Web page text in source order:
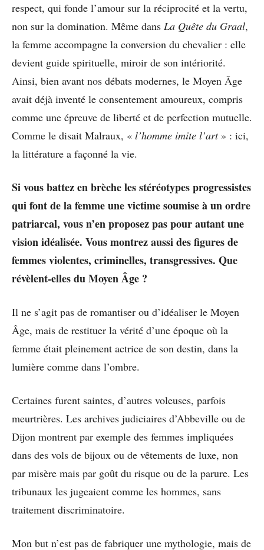
respect, qui fonde l’amour sur la réciprocité et la vertu,
non sur la domination. Même dans La Quête du Graal,
la femme accompagne la conversion du chevalier : elle
devient guide spirituelle, miroir de son intériorité.
Ainsi, bien avant nos débats modernes, le Moyen Âge
avait déjà inventé le consentement amoureux, compris
comme une épreuve de liberté et de perfection mutuelle.
Comme le disait Malraux, « l’homme imite l’art» : ici,
la littérature a façonné la vie.
Si vous battez en brèche les stéréotypes progressistes
qui font de la femme une victime soumise à un ordre
patriarcal, vous n’en proposez pas pour autant une
vision idéalisée. Vous montrez aussi des figures de
femmes violentes, criminelles, transgressives. Que
révèlent-elles du Moyen Âge ?
Il ne s’agit pas de romantiser ou d’idéaliser le Moyen
Âge, mais de restituer la vérité d’une époque où la
femme était pleinement actrice de son destin, dans la
lumière comme dans l’ombre.
Certaines furent saintes, d’autres voleuses, parfois
meurtrières. Les archives judiciaires d’Abbeville ou de
Dijon montrent par exemple des femmes impliquées
dans des vols de bijoux ou de vêtements de luxe, non
par misère mais par goût du risque ou de la parure. Les
tribunaux les jugeaient comme les hommes, sans
traitement discriminatoire.
Mon but n’est pas de fabriquer une mythologie, mais de